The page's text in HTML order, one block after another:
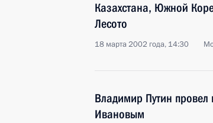
Казахстана, Южной
Лесото
18 марта 2002 года, 14:30
Владимир Путин
Ивановым